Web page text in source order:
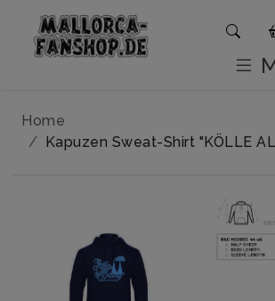
Home
Kapuzen Sweat-Shirt "KÖLLE